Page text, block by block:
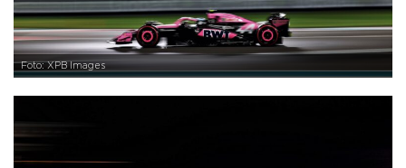
Foto: XPB Images